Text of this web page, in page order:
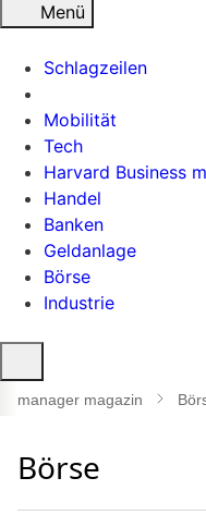
Menü
Schlagzeilen
Mobilität
Tech
Harvard Business
Handel
Banken
Geldanlage
Börse
Industrie
öffnen
manager magazin